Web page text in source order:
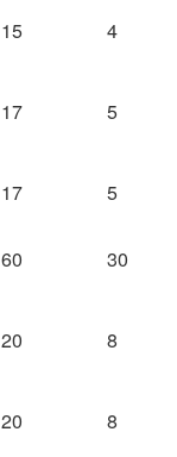
15
4
17 5
17
5
60
30
20 8
20
8